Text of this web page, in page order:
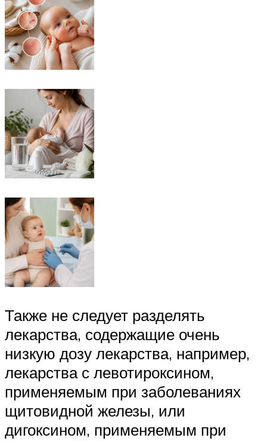
Также не следует разделять
лекарства, содержащие очень
низкую дозу лекарства, например,
лекарства с левотироксином,
применяемым при заболеваниях
щитовидной железы, или
дигоксином, применяемым при